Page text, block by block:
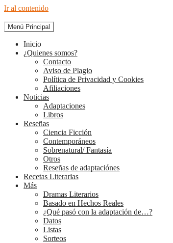
Ir al contenido
The Diary of Books
Menú Principal
Inicio
¿Quienes somos?
Contacto
Aviso de Plagio
Política de Privacidad y Cookies
Afiliaciones
Noticias
Adaptaciones
Libros
Reseñas
Ciencia Ficción
Contemporáneos
Sobrenatural/ Fantasía
Otros
Reseñas de adaptaciónes
Recetas Literarias
Más
Dramas Literarios
Basado en Hechos Reales
¿Qué pasó con la adaptación de…?
Datos
Listas
Sorteos